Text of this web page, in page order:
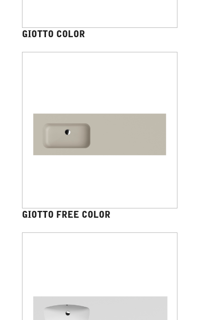
GIOTTO COLOR
GIOTTO FREE COLOR